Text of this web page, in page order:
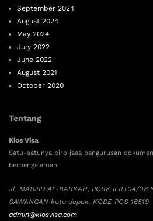
September 2024
August 2024
May 2024
July 2022
June 2022
August 2021
October 2020
Tentang
Kios Visa
Satu-satunya biro jasa pengurusan
berpengalaman
Jl. MASJID AL-BARKAH, PORK II RT04/08
SAWANGAN kota depok. KODE POS 16519
admin@kiosvisa.com